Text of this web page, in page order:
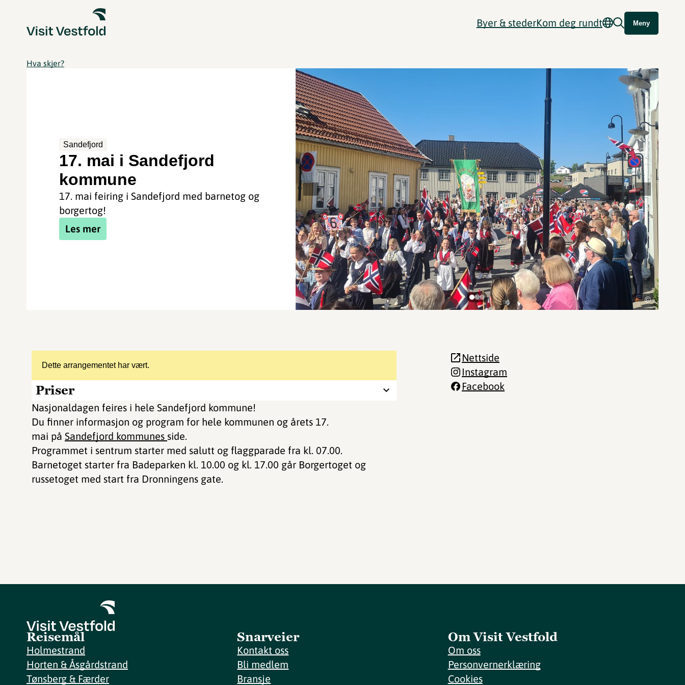
Byer & stederKom deg rundt Meny
Hva skjer?
Sandefjord
17. mai i Sandefjord
kommune
17. mai feiring i Sandefjord med barnetog og
borgertog!
Les mer
©
Dette arrangementet har vært.
Priser
Nasjonaldagen feires i hele Sandefjord kommune!
Du finner informasjon og program for hele kommunen og årets 17.
mai på Sandefjord kommunes side.
Programmet i sentrum starter med salutt og flaggparade fra kl. 07.00.
Barnetoget starter fra Badeparken kl. 10.00 og kl. 17.00 går Borgertoget og
russetoget med start fra Dronningens gate.
Nettside
Instagram
Facebook
Reisemål
Holmestrand
Horten & Åsgårdstrand
Tønsberg & Færder
Snarveier
Kontakt oss
Bli medlem
Bransje
Om Visit Vestfold
Om oss
Personvernerklæring
Cookies